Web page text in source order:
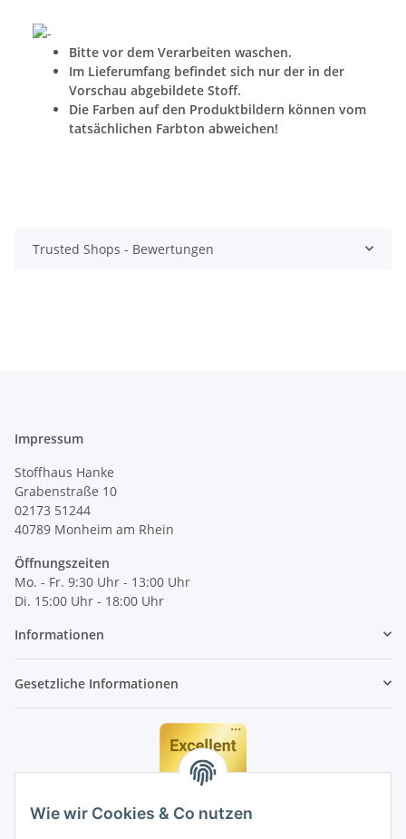
Wie wir Cookies & Co nutzen
Bitte vor dem Verarbeiten waschen.
Im Lieferumfang befindet sich nur der in der
Vorschau abgebildete Stoff.
Die Farben auf den Produktbildern können vom
tatsächlichen Farbton abweichen!
Trusted Shops - Bewertungen
Impressum
Stoffhaus Hanke
Grabenstraße 10
02173 51244
40789 Monheim am Rhein
Öffnungszeiten
Mo. - Fr. 9:30 Uhr - 13:00 Uhr
Di. 15:00 Uhr - 18:00 Uhr
Informationen
Gesetzliche Informationen